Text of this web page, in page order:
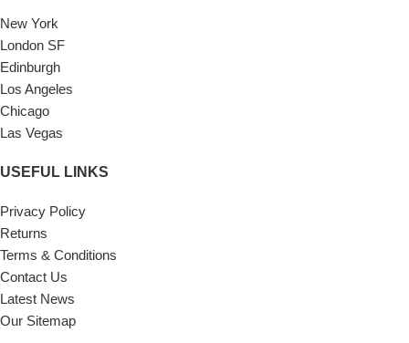
New York
London SF
Edinburgh
Los Angeles
Chicago
Las Vegas
USEFUL LINKS
Privacy Policy
Returns
Terms & Conditions
Contact Us
Latest News
Our Sitemap